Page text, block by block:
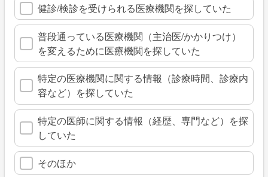
健診/検診を受けられる医療機関を探していた
普段通っている医療機関（主治医/かかりつけ）
を変えるために医療機関を探していた
特定の医療機関に関する情報（診療時間、診療内
容など）を探していた
特定の医師に関する情報（経歴、専門など）を探
していた
そのほか